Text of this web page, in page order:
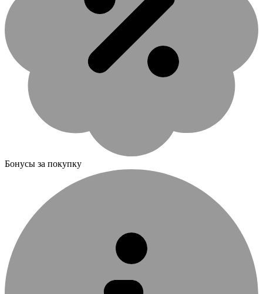
Бонусы за покупку